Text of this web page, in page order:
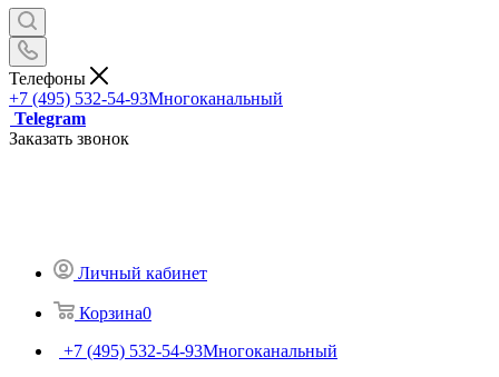
Телефоны
+7 (495) 532-54-93Многоканальный
Telegram
Заказать звонок
Личный кабинет
Корзина0
+7 (495) 532-54-93Многоканальный